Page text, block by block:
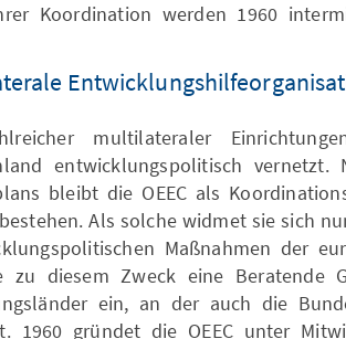
Koordination werden 1960
multilateraler
entwicklungspolitisch vernetzt.
bleibt die OEEC als
Als solche widmet sie sich
Maßnahmen der
zu diesem Zweck eine Beratende
ein, an der auch die
1960 gründet die OEEC unter